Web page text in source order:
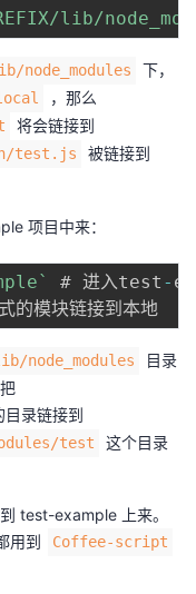
lib/
node_modules
下，
，那么
将会链接到
test.js 被链接到
项目中来：
` # 进入test -
node_modules
目录
目录链接到
test
这个目录
test-example 上来。
用到
Coffee-script